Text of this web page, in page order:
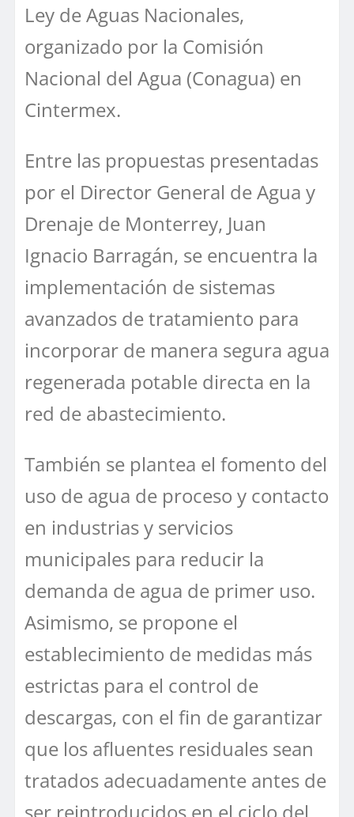
Ley de Aguas Nacionales,
organizado por la Comisión
Nacional del Agua (Conagua) en
Cintermex.
Entre las propuestas presentadas
por el Director General de Agua y
Drenaje de Monterrey, Juan
Ignacio Barragán, se encuentra la
implementación de sistemas
avanzados de tratamiento para
incorporar de manera segura agua
regenerada potable directa en la
red de abastecimiento.
También se plantea el fomento del
uso de agua de proceso y contacto
en industrias y servicios
municipales para reducir la
demanda de agua de primer uso.
Asimismo, se propone el
establecimiento de medidas más
estrictas para el control de
descargas, con el fin de garantizar
que los afluentes residuales sean
tratados adecuadamente antes de
ser reintroducidos en el ciclo del